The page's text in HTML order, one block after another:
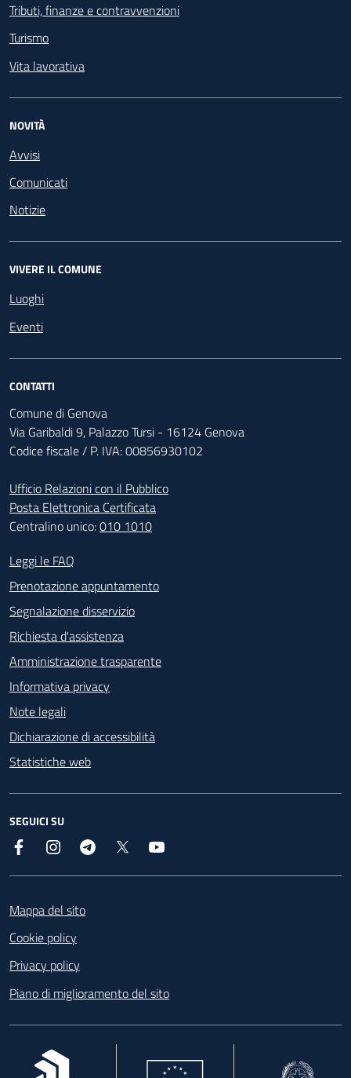
Tributi, finanze e contravvenzioni
Turismo
Vita lavorativa
NOVITÀ
Avvisi
Comunicati
Notizie
VIVERE IL COMUNE
Luoghi
Eventi
CONTATTI
Comune di Genova
Via Garibaldi 9, Palazzo Tursi - 16124 Genova
Codice fiscale / P. IVA: 00856930102
Ufficio Relazioni con il Pubblico
Posta Elettronica Certificata
Centralino unico:010 1010
Footer - Contatti
Leggi le FAQ
Prenotazione appuntamento
Segnalazione disservizio
Richiesta d'assistenza
Amministrazione trasparente
Informativa privacy
Note legali
Dichiarazione di accessibilità
Statistiche web
SEGUICI SU
Facebook InstagramTelegram
Mappa del sito
Cookie policy
Privacy policy
Piano di miglioramento del sito
, apre in una nuova scheda